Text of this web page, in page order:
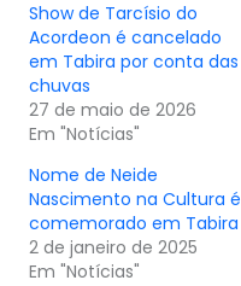
Show de Tarcísio do
Acordeon é cancelado
em Tabira por conta das
chuvas
27 de maio de 2026
Em "Notícias"
Nome de Neide
Nascimento na Cultura é
comemorado em Tabira
2 de janeiro de 2025
Em "Notícias"